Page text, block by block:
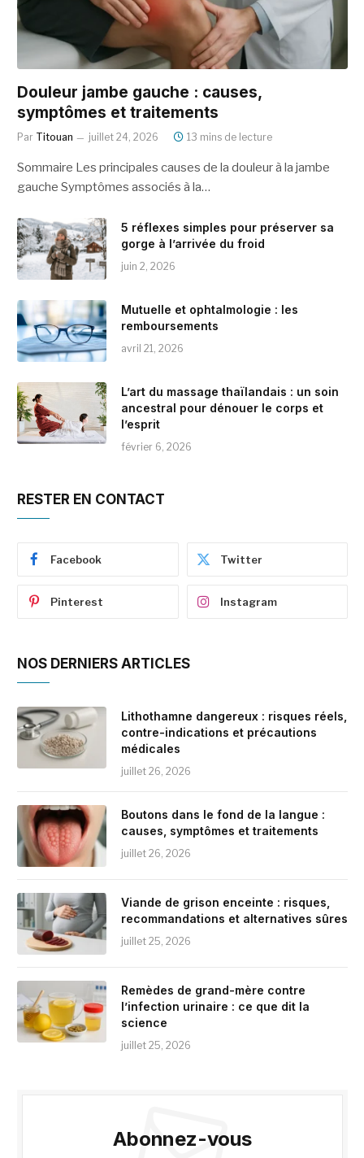
Douleur jambe gauche : causes,
symptômes et traitements
Par Titouan juillet 24, 2026 13 mins de lecture
Sommaire Les principales causes de la douleur à la jambe
gauche Symptômes associés à la…
5 réflexes simples pour préserver sa
gorge à l’arrivée du froid
juin 2, 2026
Mutuelle et ophtalmologie : les
remboursements
avril 21, 2026
L’art du massage thaïlandais : un soin
ancestral pour dénouer le corps et
l’esprit
février 6, 2026
RESTER EN CONTACT
Facebook Twitter
Pinterest Instagram
NOS DERNIERS ARTICLES
Lithothamne dangereux : risques réels,
contre-indications et précautions
médicales
juillet 26, 2026
Boutons dans le fond de la langue :
causes, symptômes et traitements
juillet 26, 2026
Viande de grison enceinte : risques,
recommandations et alternatives sûres
juillet 25, 2026
Remèdes de grand-mère contre
l’infection urinaire : ce que dit la
science
juillet 25, 2026
Abonnez-vous